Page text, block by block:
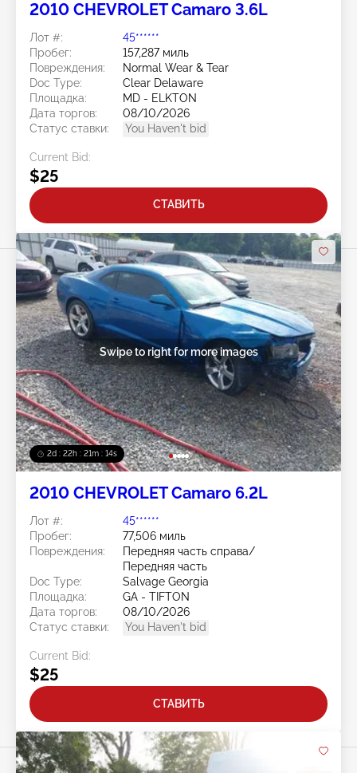
2010 CHEVROLET Camaro 3.6L
Лот #:
45******
Пробег:
157,287 миль
Повреждения:
Normal Wear & Tear
Doc Type:
Clear Delaware
Площадка:
MD - ELKTON
Дата торгов:
08/10/2026
Статус ставки:
You Haven't bid
Current Bid:
$25
СТАВИТЬ
2d : 22h : 21m : 11s
Swipe to right for more images
2010 CHEVROLET Camaro 6.2L
Лот #:
45******
Пробег:
77,506 миль
Повреждения:
Передняя часть справа/
Передняя часть
Doc Type:
Salvage Georgia
Площадка:
GA - TIFTON
Дата торгов:
08/10/2026
Статус ставки:
You Haven't bid
Current Bid:
$25
СТАВИТЬ